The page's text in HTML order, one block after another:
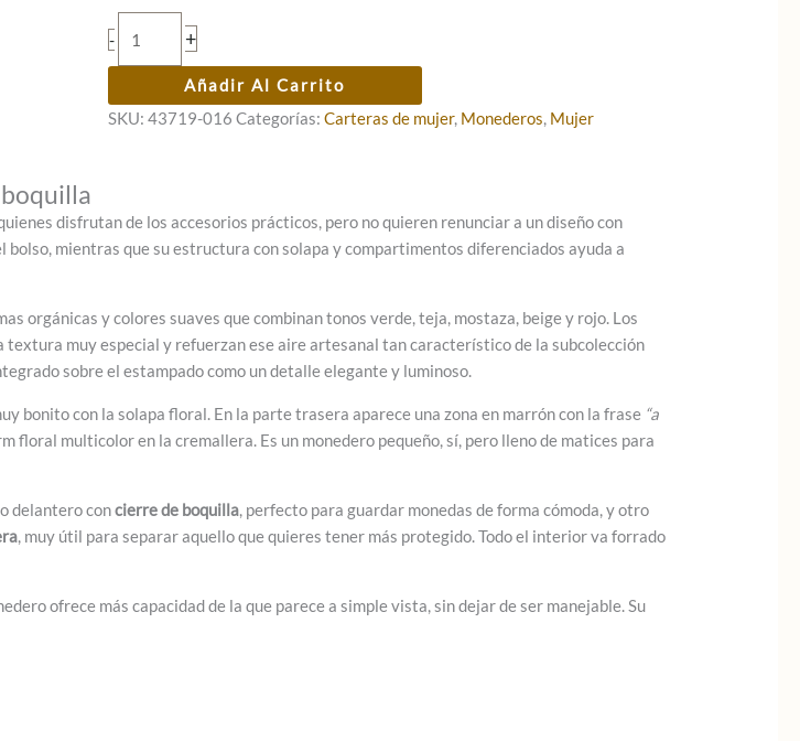
-
Monedero
con
Anekke
Blossom
+
Añadir Al Carrito
SKU:43719-016 Categorías:Carteras de mujer, Monederos, Mujer
disfrutan de los accesorios prácticos, pero no quieren renunciar a un diseño con
mientras que su estructura con solapa y compartimentos diferenciados ayuda a
orgánicas y colores suaves que combinan tonos verde, teja, mostaza, beige y rojo. Los
muy especial y refuerzan ese aire artesanal tan característico de la subcolección
sobre el estampado como un detalle elegante y luminoso.
bonito con la solapa floral. En la parte trasera aparece una zona en marrón con la frase “a
floral multicolor en la cremallera. Es un monedero pequeño, sí, pero lleno de matices para
delantero concierre de boquilla, perfecto para guardar monedas de forma cómoda, y otro
, muy útil para separar aquello que quieres tener más protegido. Todo el interior va forrado
ofrece más capacidad de la que parece a simple vista, sin dejar de ser manejable. Su